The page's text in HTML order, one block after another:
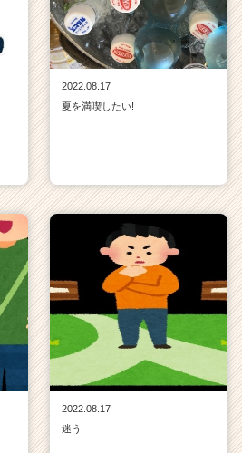
2022.08.17
夏を満喫したい!
2022.08.17
迷う